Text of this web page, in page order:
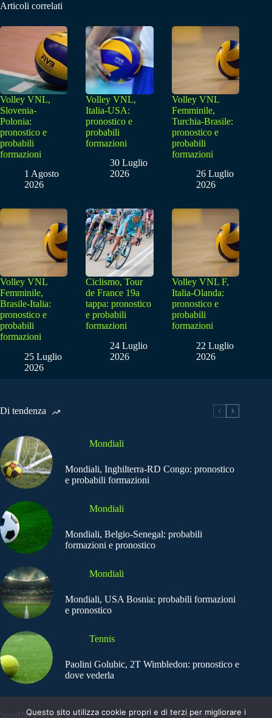
Articoli correlati
Volley VNL,
Slovenia-
Polonia:
pronostico e
probabili
formazioni
1 Agosto
2026
Volley VNL,
Italia-USA:
pronostico e
probabili
formazioni
30 Luglio
2026
Volley VNL
Femminile,
Turchia-Brasile:
pronostico e
probabili
formazioni
26 Luglio
2026
Volley VNL
Femminile,
Brasile-Italia:
pronostico e
probabili
formazioni
25 Luglio
2026
Ciclismo, Tour
de France 19a
tappa: pronostico
e probabili
formazioni
24 Luglio
2026
Volley VNL F,
Italia-Olanda:
pronostico e
probabili
formazioni
22 Luglio
2026
Di tendenza
Mondiali
Mondiali, Inghilterra-RD Congo: pronostico
e probabili formazioni
Mondiali
Mondiali, Belgio-Senegal: probabili
formazioni e pronostico
Mondiali
Mondiali, USA Bosnia: probabili formazioni
e pronostico
Tennis
Paolini Golubic, 2T Wimbledon: pronostico e
dove vederla
SportNews.BetFlag - Copyright © 2025
Questo sito utilizza cookie propri e di terzi per migliorare i